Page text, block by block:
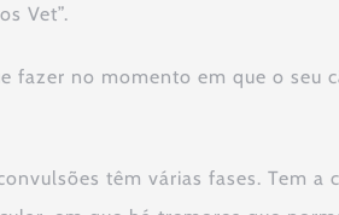
Vet”.
fazer no momento em que o seu
têm várias fases. Tem a